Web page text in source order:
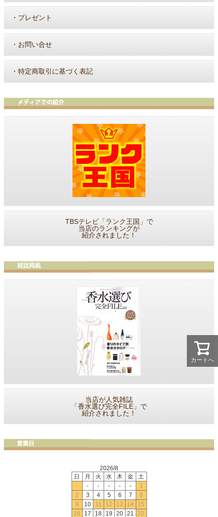
カートへ
・ プレゼント
・ お問い合せ
・ 特定商取引に基づく表記
TBSテレビ「ランク王国」で
当店のランキングが
紹介されました！
当店が人気雑誌
「香水選び完全FILE」で
紹介されました！
2026/8
日
月 火 水 木 金
土
-
- - - - -
1
2
3 4 5 6 7
8
9
10 11 12 13 14
15
16
17 18 19 20 21 22